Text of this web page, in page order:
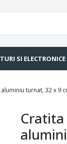
SI ELECTRONICE
turnat, 32 x 9